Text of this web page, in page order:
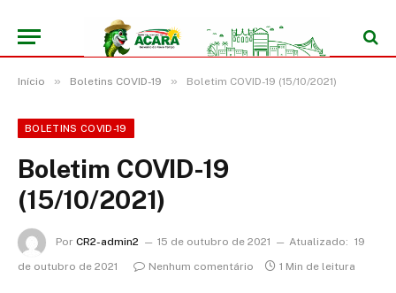
Início » Boletins COVID-19 » Boletim COVID-19 (15/10/2021)
BOLETINS COVID-19
Boletim COVID-19
(15/10/2021)
Por CR2-admin2 15 de outubro de 2021 Atualizado: 19
de outubro de 2021
Nenhum comentário 1 Min de leitura